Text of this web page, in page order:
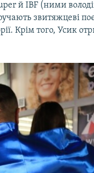
й IBF (ними
звитяжцеві
Крім того, Усик